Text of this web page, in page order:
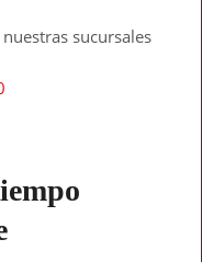
sucursales